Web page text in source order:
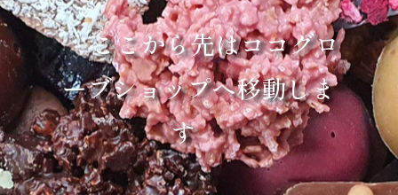
キ
ッ
プ
に
移
動
ここから先はココグロ
ーブショップへ移動しま
す